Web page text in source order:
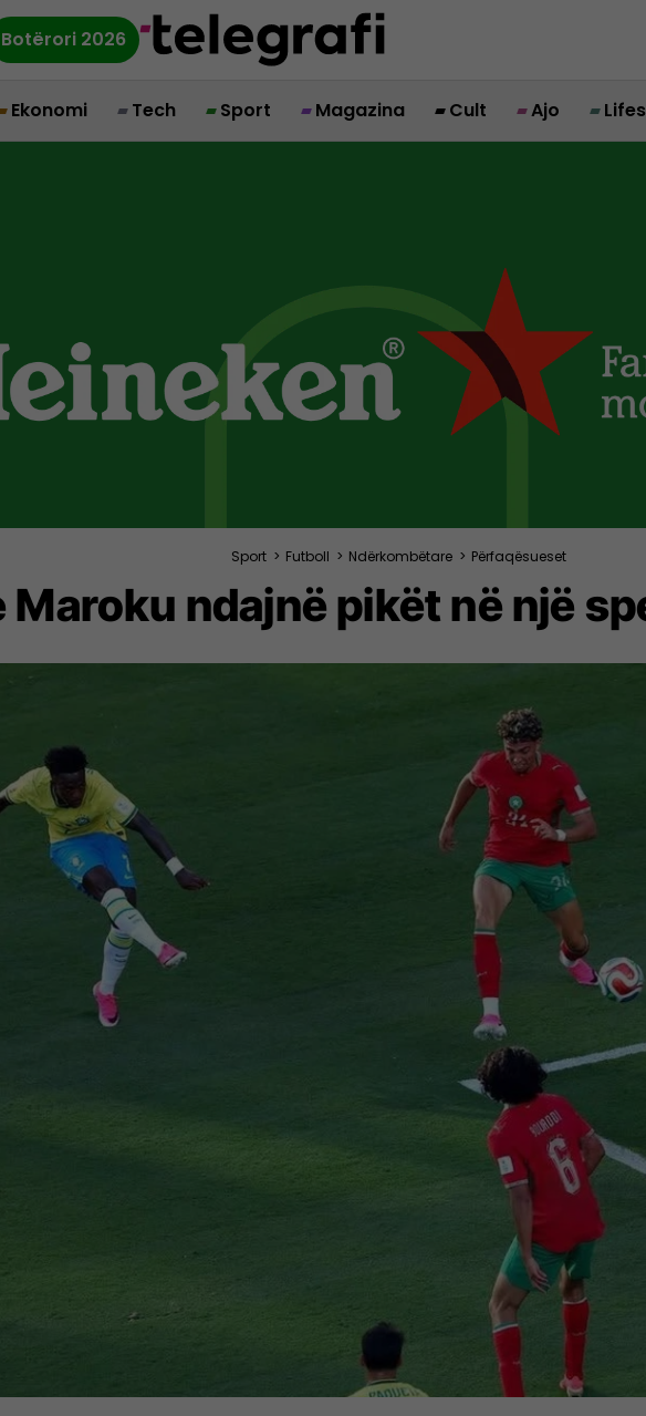
Botërori 2026
Ekonomi Tech Sport Magazina Cult Ajo
Sport > Futboll > Ndërkombëtare > Përfaqësueset
Maroku ndajnë pikët në një